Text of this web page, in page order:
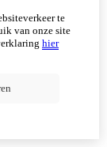
te
van onze site
hier